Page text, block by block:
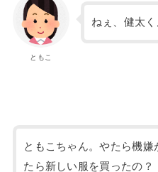
ともこ
ねぇ、健太
ともこちゃん。やたら機嫌
たら新しい服を買ったの？